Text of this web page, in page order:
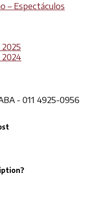
– Espectáculos
- 011 4925-0956